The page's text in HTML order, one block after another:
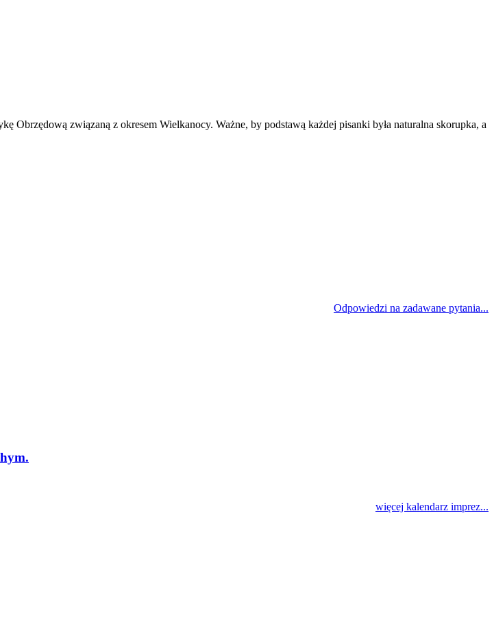
Obrzędową związaną z okresem Wielkanocy. Ważne, by podstawą każdej pisanki była naturalna skorupka, a
Odpowiedzi na zadawane pytania...
więcej kalendarz imprez...